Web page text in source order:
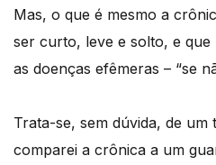
Mas, o que é mesmo a
ser curto, leve e solto, e
as doenças efêmeras – “se
Trata-se, sem dúvida, de um
comparei a crônica a um